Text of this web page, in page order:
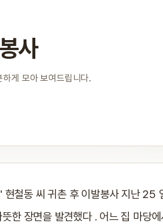
사
게 모아 보여드립니다.
현철동 씨 귀촌 후 이발봉사 지난 25
한 장면을 발견했다 . 어느 집 마당